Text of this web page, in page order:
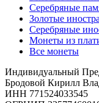
Серебряные
Золотые
Серебряные
Монеты из
Все монеты
Индивидуальный
Бродовой Кирилл
ИНН 771524033545